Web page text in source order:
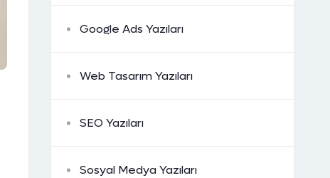
Google Ads Yazıları
Web Tasarım Yazıları
SEO Yazıları
Sosyal Medya Yazıları